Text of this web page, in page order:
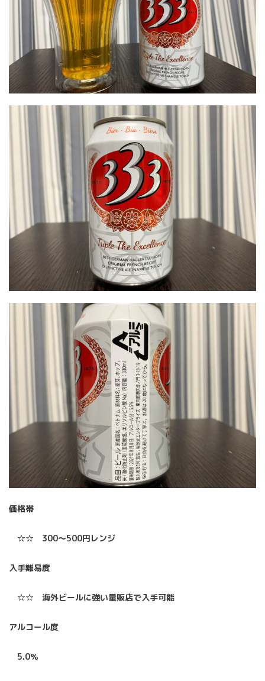
価格帯
☆☆ 300〜500円レンジ
入手難易度
☆☆ 海外ビールに強い量販店で入手可能
アルコール度
5.0％